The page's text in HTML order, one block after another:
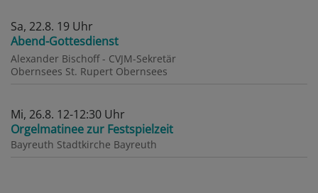
Sa, 22.8. 19 Uhr
Abend-Gottesdienst
Alexander Bischoff - CVJM-Sekretär
Obernsees St. Rupert Obernsees
Mi, 26.8. 12-12:30 Uhr
Orgelmatinee zur Festspielzeit
Bayreuth Stadtkirche Bayreuth